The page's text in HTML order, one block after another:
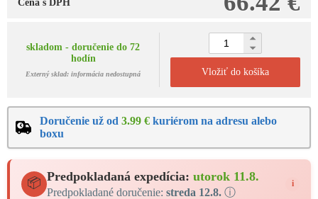
Cena s DPH
skladom - doručenie do 72
hodín
Externý sklad: informácia nedostupná Vložiť do košíka
Doručenie už od 3.99 € kuriérom na adresu alebo
boxu
📦 Predpokladaná expedícia: utorok 11.8.
Predpokladané doručenie: streda 12.8. ⓘ
i